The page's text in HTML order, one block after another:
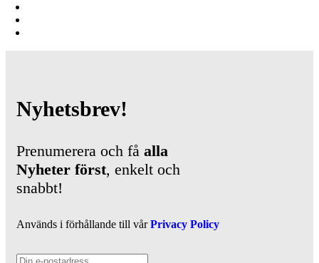
Nyhetsbrev!
Prenumerera och få alla
Nyheter först, enkelt och
snabbt!
Används i förhållande till vårPrivacy Policy